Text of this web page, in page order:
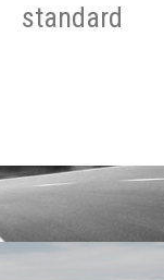
standard